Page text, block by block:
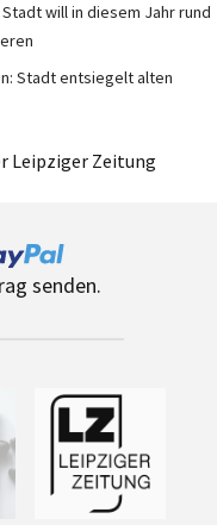
will in diesem Jahr rund
Stadt entsiegelt alten
Leipziger Zeitung
senden.